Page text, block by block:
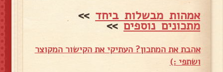
אמהות מבשלות ביחד >>
מתכונים נוספים>>
אהבת את המתכון? העתיקי את הקישור המקוצר
ושתפי :)